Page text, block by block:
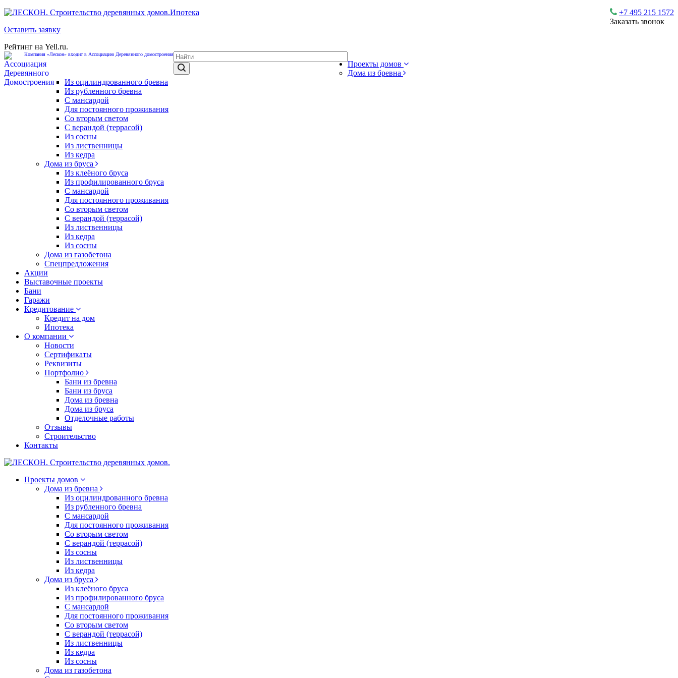
+7 495 215 1572
Заказать звонок
Ипотека
Оставить заявку
Рейтинг на Yell.ru.
Компания «Лескон» входит в Ассоциацию Деревянного домостроения
Проекты домов
Дома из бревна
Из оцилиндрованного бревна
Из рубленного бревна
С мансардой
Для постоянного проживания
Со вторым светом
С верандой (террасой)
Из сосны
Из лиственницы
Из кедра
Дома из бруса
Из клеёного бруса
Из профилированного бруса
С мансардой
Для постоянного проживания
Со вторым светом
С верандой (террасой)
Из лиственницы
Из кедра
Из сосны
Дома из газобетона
Спецпредложения
Акции
Выставочные проекты
Бани
Гаражи
Кредитование
Кредит на дом
Ипотека
О компании
Новости
Сертификаты
Реквизиты
Портфолио
Бани из бревна
Бани из бруса
Дома из бревна
Дома из бруса
Отделочные работы
Отзывы
Строительство
Контакты
Проекты домов
Дома из бревна
Из оцилиндрованного бревна
Из рубленного бревна
С мансардой
Для постоянного проживания
Со вторым светом
С верандой (террасой)
Из сосны
Из лиственницы
Из кедра
Дома из бруса
Из клеёного бруса
Из профилированного бруса
С мансардой
Для постоянного проживания
Со вторым светом
С верандой (террасой)
Из лиственницы
Из кедра
Из сосны
Дома из газобетона